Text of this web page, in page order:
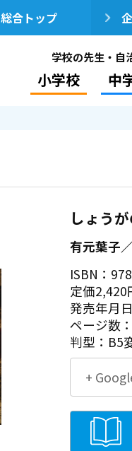
総合トップ
学校の先生・自
小学校 中
しょう
有元葉子
ISBN：
定価2,420
発売年月
ページ数
判型：B5
+